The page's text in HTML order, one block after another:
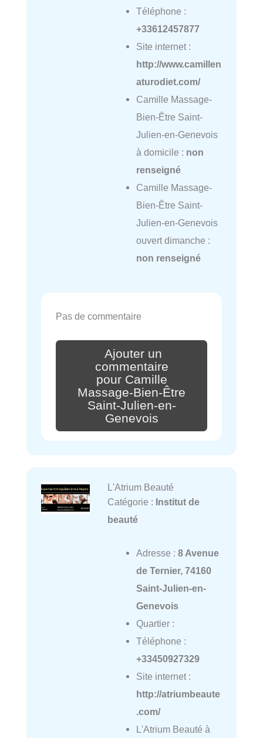
Téléphone :
+33612457877
Site internet :
http://www.camillen
aturodiet.com/
Camille Massage-
Bien-Être Saint-
Julien-en-Genevois
à domicile : non
renseigné
Camille Massage-
Bien-Être Saint-
Julien-en-Genevois
ouvert dimanche :
non renseigné
Pas de commentaire
Ajouter un
commentaire
pour Camille
Massage-Bien-Être
Saint-Julien-en-
Genevois
L'Atrium Beauté
Catégorie : Institut de
beauté
Adresse : 8 Avenue
de Ternier, 74160
Saint-Julien-en-
Genevois
Quartier :
Téléphone :
+33450927329
Site internet :
http://atriumbeaute
.com/
L'Atrium Beauté à